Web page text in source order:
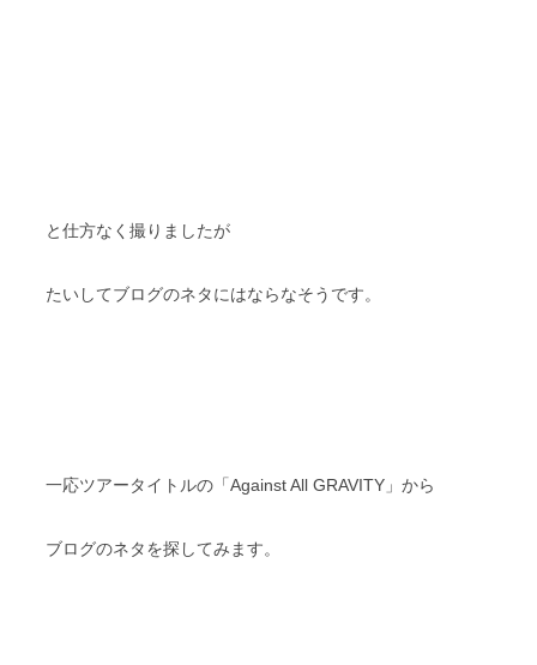
と仕方なく撮りましたが
たいしてブログのネタにはならなそうです。
一応ツアータイトルの「Against All GRAVITY」から
ブログのネタを探してみます。